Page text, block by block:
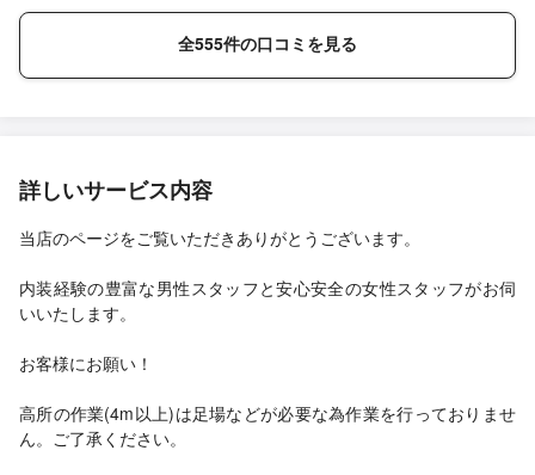
全555件の口コミを見る
詳しいサービス内容
当店のページをご覧いただきありがとうございます。
内装経験の豊富な男性スタッフと安心安全の女性スタッフがお伺
いいたします。
お客様にお願い！
高所の作業(4m以上)は足場などが必要な為作業を行っておりませ
ん。ご了承ください。